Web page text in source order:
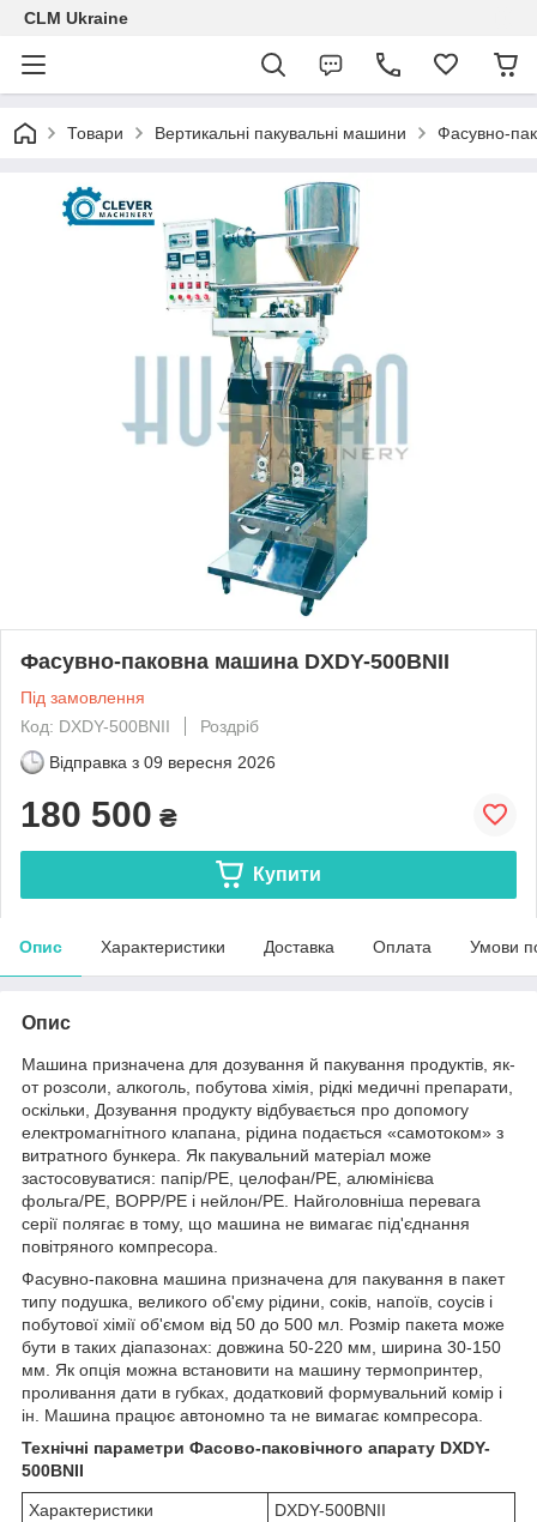
CLM Ukraine
Товари Вертикальні пакувальні машини Фасувно-
Фасувно-паковна машина DXDY-500BNII
Під замовлення
Код: DXDY-500BNII
Роздріб
Відправка з 09 вересня 2026
180 500 ₴
Купити
Опис Характеристики Доставка Оплата Умови
Опис
Машина призначена для дозування й пакування продуктів, як-
от розсоли, алкоголь, побутова хімія, рідкі медичні препарати,
оскільки, Дозування продукту відбувається про допомогу
електромагнітного клапана, рідина подається «самотоком» з
витратного бункера. Як пакувальний матеріал може
застосовуватися: папір/PE, целофан/PE, алюмінієва
фольга/PE, BOPP/PE і нейлон/PE. Найголовніша перевага
серії полягає в тому, що машина не вимагає під'єднання
повітряного компресора.
Фасувно-паковна машина призначена для пакування в пакет
типу подушка, великого об'єму рідини, соків, напоїв, соусів і
побутової хімії об'ємом від 50 до 500 мл. Розмір пакета може
бути в таких діапазонах: довжина 50-220 мм, ширина 30-150
мм. Як опція можна встановити на машину термопринтер,
проливання дати в губках, додатковий формувальний комір і
ін. Машина працює автономно та не вимагає компресора.
Технічні параметри Фасово-паковічного апарату DXDY-
500BNII
Характеристики
DXDY-500BNII